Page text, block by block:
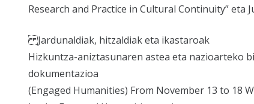
Research and Practice in Cultural Continuity”
Jardunaldiak, hitzaldiak eta ikastaroak
Hizkuntza-aniztasunaren astea eta nazioarteko
dokumentazioa
(Engaged Humanities) From November 13 to 18